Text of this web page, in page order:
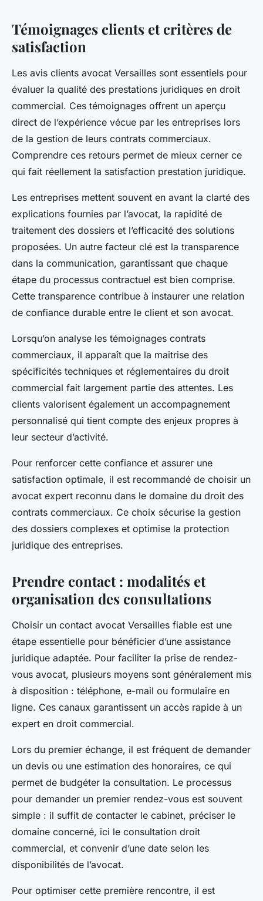
Témoignages clients et critères de
satisfaction
Les avis clients avocat Versailles sont essentiels pour
évaluer la qualité des prestations juridiques en droit
commercial. Ces témoignages offrent un aperçu
direct de l’expérience vécue par les entreprises lors
de la gestion de leurs contrats commerciaux.
Comprendre ces retours permet de mieux cerner ce
qui fait réellement la satisfaction prestation juridique.
Les entreprises mettent souvent en avant la clarté des
explications fournies par l’avocat, la rapidité de
traitement des dossiers et l’efficacité des solutions
proposées. Un autre facteur clé est la transparence
dans la communication, garantissant que chaque
étape du processus contractuel est bien comprise.
Cette transparence contribue à instaurer une relation
de confiance durable entre le client et son avocat.
Lorsqu’on analyse les témoignages contrats
commerciaux, il apparaît que la maitrise des
spécificités techniques et réglementaires du droit
commercial fait largement partie des attentes. Les
clients valorisent également un accompagnement
personnalisé qui tient compte des enjeux propres à
leur secteur d’activité.
Pour renforcer cette confiance et assurer une
satisfaction optimale, il est recommandé de choisir un
avocat expert reconnu dans le domaine du droit des
contrats commerciaux. Ce choix sécurise la gestion
des dossiers complexes et optimise la protection
juridique des entreprises.
Prendre contact : modalités et
organisation des consultations
Choisir un contact avocat Versailles fiable est une
étape essentielle pour bénéficier d’une assistance
juridique adaptée. Pour faciliter la prise de rendez-
vous avocat, plusieurs moyens sont généralement mis
à disposition : téléphone, e-mail ou formulaire en
ligne. Ces canaux garantissent un accès rapide à un
expert en droit commercial.
Lors du premier échange, il est fréquent de demander
un devis ou une estimation des honoraires, ce qui
permet de budgéter la consultation. Le processus
pour demander un premier rendez-vous est souvent
simple : il suffit de contacter le cabinet, préciser le
domaine concerné, ici le consultation droit
commercial, et convenir d’une date selon les
disponibilités de l’avocat.
Pour optimiser cette première rencontre, il est